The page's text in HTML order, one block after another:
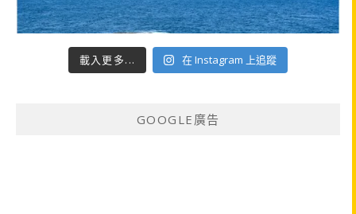
載入更多... 在 Instagram 上追蹤
GOOGLE廣告